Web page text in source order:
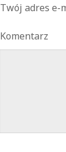
Twój adres e-
Komentarz